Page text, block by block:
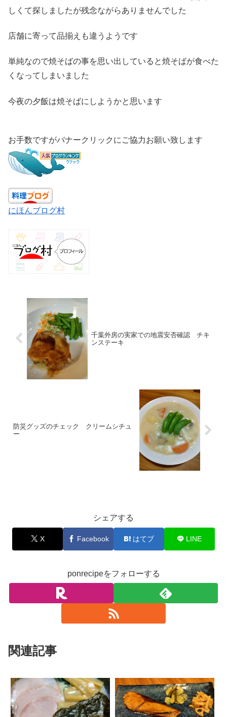
しくて探しましたが残念ながらありませんでした
店舗に寄って品揃えも違うようです
単純なので焼そばの事を思い出していると焼そばが食べた
くなってしまいました
今夜の夕飯は焼そばにしようかと思います
お手数ですがバナークリックにご協力お願い致します
にほんブログ村
千葉外房の実家での地震安否確認 チキ
ンステーキ
防災グッズのチェック クリームシチュ
ー
シェアする
X Facebook はてブ LINE
ponrecipeをフォローする
関連記事